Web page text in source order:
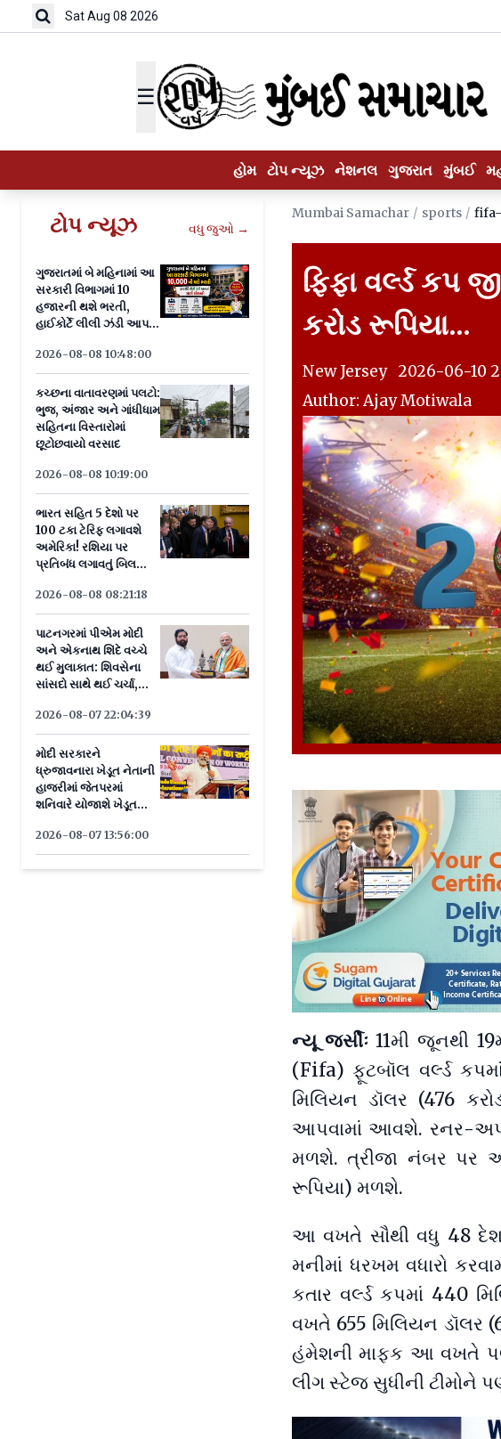
Sat Aug 08 2026
☰
હોમ ટોપ ન્યૂઝ નેશનલ ગુજરાત મુંબઈ
ટોપ ન્યૂઝ વધુ જુઓ →
ગુજરાતમાં બે મહિનામાં આ
સરકારી વિભાગમાં 10
હજારની થશે ભરતી,
હાઈકોર્ટે લીલી ઝંડી આપતાં
2026-08-08 10:48:00
કચ્છના વાતાવરણમાં પલટો:
ભુજ, અંજાર અને ગાંધીધામ
સહિતના વિસ્તારોમાં
છૂટોછવાયો વરસાદ
2026-08-08 10:19:00
ભારત સહિત 5 દેશો પર
100 ટકા ટેરિફ લગાવશે
અમેરિકા! રશિયા પર
પ્રતિબંધ લગાવતું બિલ
2026-08-08 08:21:18
પાટનગરમાં પીએમ મોદી
અને એકનાથ શિંદે વચ્ચે
થઈ મુલાકાત: શિવસેના
સાંસદો સાથે થઈ ચર્ચા,
2026-08-07 22:04:39
મોદી સરકારને
ધ્રુજાવનારા ખેડૂત નેતાની
હાજરીમાં જેતપરમાં
શનિવારે યોજાશે ખેડૂત
2026-08-07 13:56:00
Mumbai Samachar / sports /
ફિફા વર્લ્ડ કપ
કરોડ રૂપિયા...
New Jersey 2026-06-10
Author: Ajay Motiwala
ન્યૂ જર્સીઃ11મી જૂનથી
(Fifa) ફૂટબૉલ વર્લ્ડ
મિલિયન ડૉલર (476
આપવામાં આવશે. રનર-અપ
મળશે. ત્રીજા નંબર પર
રૂપિયા) મળશે.
આ વખતે સૌથી વધુ 48
મનીમાં ધરખમ વધારો
કતાર વર્લ્ડ કપમાં 440
વખતે 655 મિલિયન ડૉલર
હંમેશની માફક આ વખતે પણ
લીગ સ્ટેજ સુધીની ટીમોને